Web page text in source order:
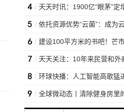
天天关注：10年来民营和外
全球微动态丨清除健身房里